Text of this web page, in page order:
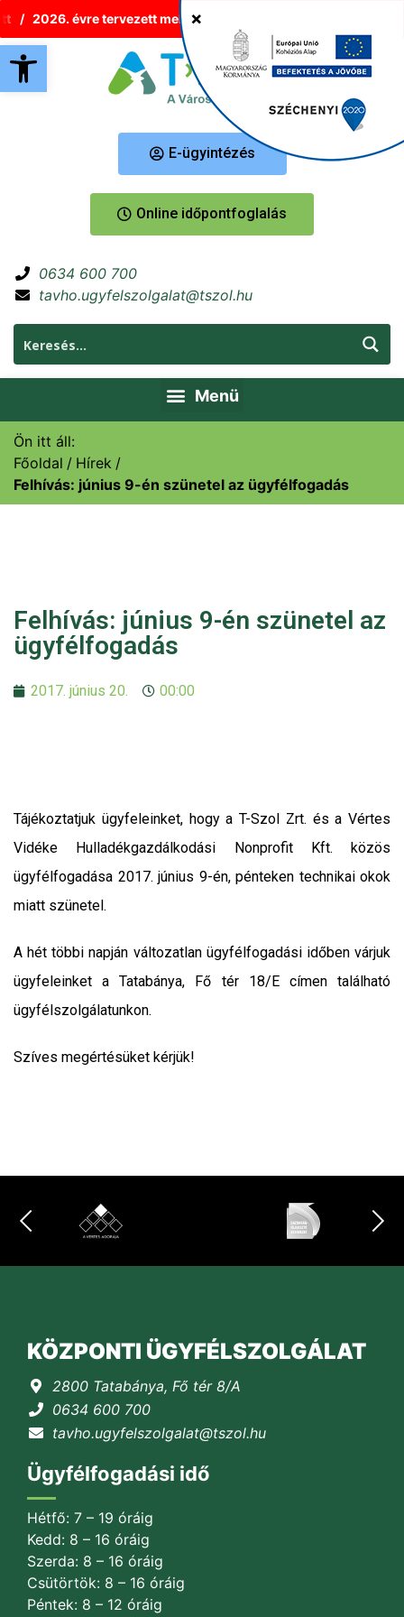
Eszköztár megnyitása
2026. évre tervezett melegvíz-korlátozások Tatabányán
E-ügyintézés
Online időpontfoglalás
0634 600 700
tavho.ugyfelszolgalat@tszol.hu
Ön itt áll:
Főoldal
Hírek
Felhívás: június 9-én szünetel az ügyfélfogadás
Felhívás: június 9-én szünetel az
ügyfélfogadás
2017. június 20. 00:00
Tájékoztatjuk ügyfeleinket, hogy a T-Szol Zrt. és a Vértes
Vidéke Hulladékgazdálkodási Nonprofit Kft. közös
ügyfélfogadása 2017. június 9-én, pénteken technikai okok
miatt szünetel.
A hét többi napján változatlan ügyfélfogadási időben várjuk
ügyfeleinket a Tatabánya, Fő tér 18/E címen található
ügyfélszolgálatunkon.
Szíves megértésüket kérjük!
KÖZPONTI ÜGYFÉLSZOLGÁLAT
2800 Tatabánya, Fő tér 8/A
0634 600 700
tavho.ugyfelszolgalat@tszol.hu
Ügyfélfogadási idő
Hétfő: 7 – 19 óráig
Kedd: 8 – 16 óráig
Szerda: 8 – 16 óráig
Csütörtök: 8 – 16 óráig
Péntek: 8 – 12 óráig